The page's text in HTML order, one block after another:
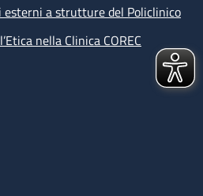
esterni a strutture del Policlinico
nella Clinica COREC